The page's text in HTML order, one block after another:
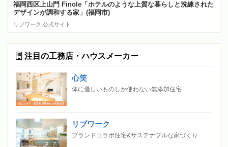
福岡西区上山門 Finole「ホテルのような上質な暮らしと洗練された
デザインが調和する家」(福岡市)
リブワーク 公式サイト
注目の工務店・ハウスメーカー
心笑
体に優しいものしか使わない無添加住宅
リブワーク
ブランドコラボ住宅&サステナブルな家づくり